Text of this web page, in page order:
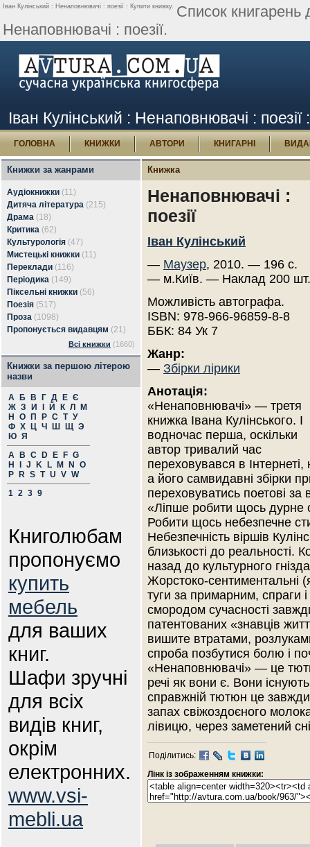
Іван Кулінський : Ненаповнювачі : поезії : Купити книжку. Список книгарень
Ненаповнювачі : поезії.
Іван Кулінський : Ненаповнювачі :
ГОЛОВНА КНИЖКИ АВТОРИ КНИГАРНІ
Книжки за жанрами
Аудіокнижки (11)
Дитяча література (215)
Драма (18)
Критика (62)
Культурологія (47)
Мистецькі книжки (11)
Переклади (116)
Періодика (149)
Піксельні книжки (56)
Поезія (517)
Проза (1098)
Пропонується видавцям (21)
Всі книжки (1660)
Книжки за першою літерою
назви
А Б В Г Д Е Є
Ж З И Й К Л
М
Н
О П Р С Т У
Ф Х Ц Ч Ш Щ Э
Ю Я
A
B C D E F G
H
J K L M N
O
P
R S T U V W
1 2 3 9
Книголюбам
пропонуємо
купить
мебель
для ваших
книг.
Шафи зручні
для всіх
видів книг,
окрім
електронних.
www.vsi-
mebli.ua
Книжка
Ненаповнювачі :
поезії
Іван Кулінський
— Маузер, 2010. — 196 с.
— м.Київ. — Наклад 200 шт.
Можливість автографа.
ISBN: 978-966-96859-8-8
ББК: 84 Ук 7
Жанр:
— Збірки лірики
Анотація:
«Ненаповнювачі» — третя
книжка Івана Кулінського. І
водночас перша, оскільки
автор тривалий час
переховувався в Інтернеті,
а його самвидавні збірки
переховуватись поетові за
«Ліпше робити щось дурне
Робити щось небезпечне
Небезпечність віршів
близькості до реальності.
назад до культурного
Жорстоко-сентиментальні
туги за примарним, спраги
смородом сучасності
патентованих «знавців
вишите втратами,
спроба позбутися болю і
«Ненаповнювачі» — це
речі як вони є. Вони
справжній тютюн це
запах свіжоздоєного
лівицю, через заметений
Поділитись:
Лінк із зображенням книжки: